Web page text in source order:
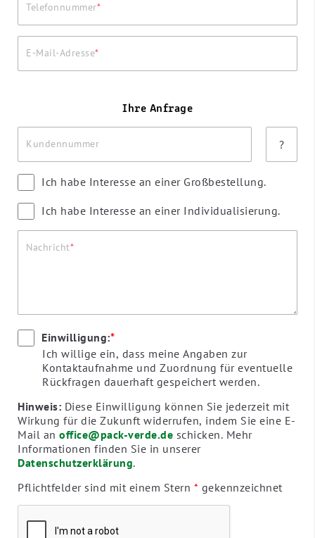
Telefonnummer
E-Mail-Adresse
Ihre Anfrage
Kundennummer ?
Ich habe Interesse an einer Großbestellung.
Ich habe Interesse an einer Individualisierung.
Nachricht
Einwilligung:*
Ich willige ein, dass meine Angaben zur
Kontaktaufnahme und Zuordnung für eventuelle
Rückfragen dauerhaft gespeichert werden.
Hinweis: Diese Einwilligung können Sie jederzeit mit
Wirkung für die Zukunft widerrufen, indem Sie eine E-
Mail an office@pack-verde.de
Informationen finden Sie in unserer
Datenschutzerklärung.
Pflichtfelder sind mit einem Stern * gekennzeichnet